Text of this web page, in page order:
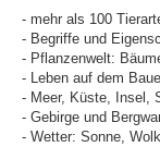
- mehr als 100
- Begriffe und
- Pflanzenwelt:
- Leben auf dem
- Meer, Küste, Insel,
- Gebirge und
- Wetter: Sonne,